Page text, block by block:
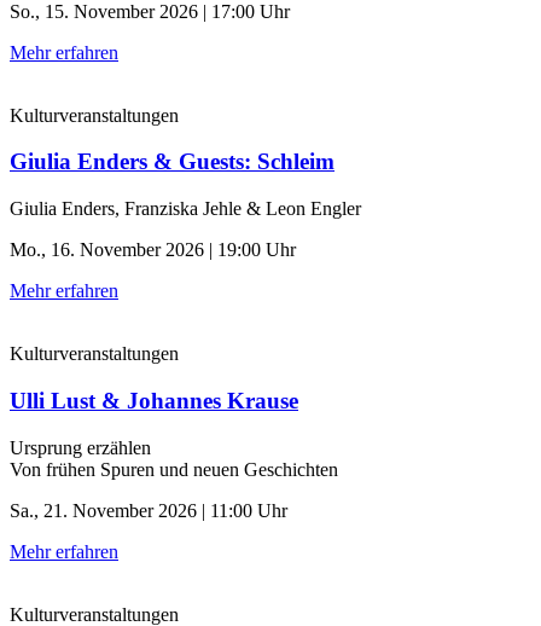
So., 15. November 2026 | 17:00 Uhr
Mehr erfahren
Kulturveranstaltungen
Giulia Enders & Guests: Schleim
Giulia Enders, Franziska Jehle & Leon Engler
Mo., 16. November 2026 | 19:00 Uhr
Mehr erfahren
Kulturveranstaltungen
Ulli Lust & Johannes Krause
Ursprung erzählen
Von frühen Spuren und neuen Geschichten
Sa., 21. November 2026 | 11:00 Uhr
Mehr erfahren
Kulturveranstaltungen